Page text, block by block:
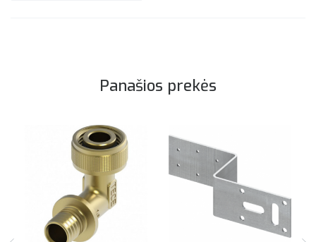
Panašios prekės